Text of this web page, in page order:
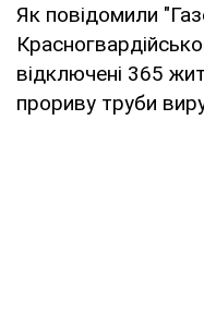
Як повідомили
відключені 365
прориву труби